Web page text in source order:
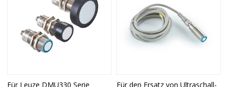
Für Leuze DMU330 Serie Für den Ersatz von Ultraschall-